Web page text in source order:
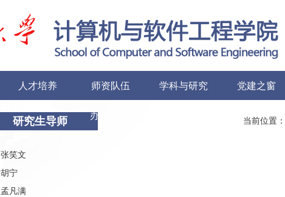
人才培养 师资队伍 学科与研究 党建之窗
办公电话
研究生导师 当前位置：
张笑文
胡宁
孟凡满